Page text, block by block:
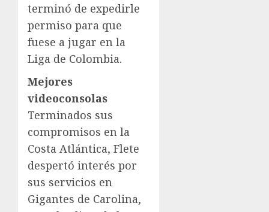
terminó de expedirle
permiso para que
fuese a jugar en la
Liga de Colombia.
Mejores
videoconsolas
Terminados sus
compromisos en la
Costa Atlántica, Flete
despertó interés por
sus servicios en
Gigantes de Carolina,